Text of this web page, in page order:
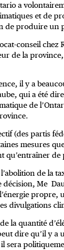
a
et de
de produire un
conseil chez
de la province,
il y a
qui a été
de
(des partis
mesures
qu’entraîner
de la
Me
propre,
divulgations
la quantité
dire qu’il y a
sera